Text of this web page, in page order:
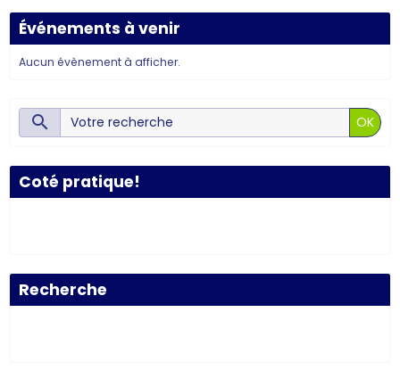
Événements à venir
Aucun évènement à afficher.
OK
Coté pratique!
Recherche